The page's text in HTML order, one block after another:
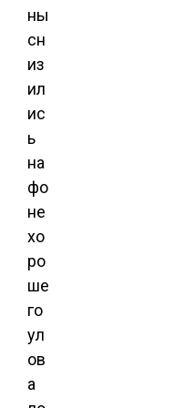
ны
сн
из
ил
ис
ь
на
фо
не
хо
ро
ше
го
ул
ов
а